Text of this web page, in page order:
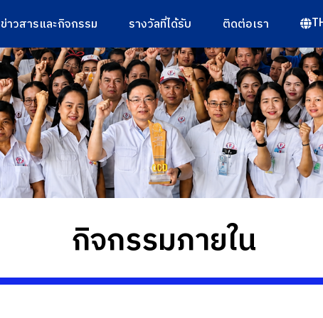
ข่าวสารและกิจกรรม รางวัลที่ได้รับ ติดต่อเรา
กิจกรรมภายใน